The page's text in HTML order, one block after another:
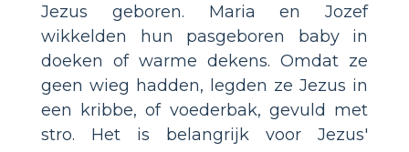
Jezus geboren. Maria en Jozef
wikkelden hun pasgeboren baby in
doeken of warme dekens. Omdat ze
geen wieg hadden, legden ze Jezus in
een kribbe, of voederbak, gevuld met
stro. Het is belangrijk voor Jezus'